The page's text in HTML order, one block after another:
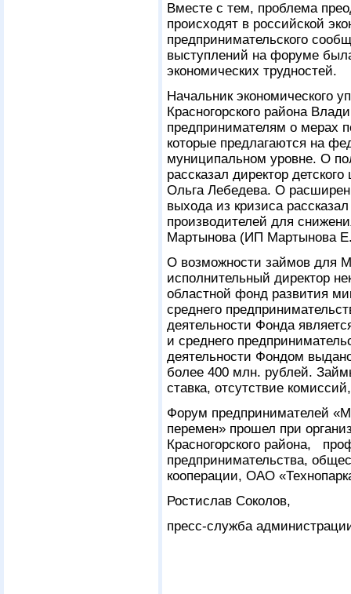
Вместе с тем, проблема
происходят в российской
предпринимательского
выступлений на форуме
экономических трудностей.
Начальник экономического
Красногорского района
предпринимателям о мерах
которые предлагаются на
муниципальном уровне. О
рассказал директор
Ольга Лебедева. О
выхода из кризиса
производителей для
Мартынова (ИП Мартынова
О возможности займов для
исполнительный директор
областной фонд развития
среднего
деятельности Фонда
и среднего
деятельности Фондом
более 400 млн. рублей.
ставка, отсутствие
Форум предпринимателей
перемен» прошел при
Красногорского района,
предпринимательства,
кооперации, ОАО
Ростислав Соколов,
пресс-служба